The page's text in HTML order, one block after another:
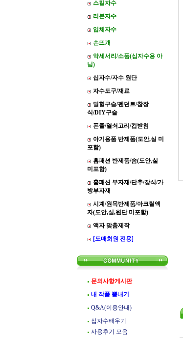
스킬자수
리본자수
입체자수
손뜨개
악세서리/소품(십자수용 아
님)
십자수/자수 원단
자수도구/재료
밀힐구슬/펜던트/참장
식/DIY구슬
폰줄/열쇠고리/컵받침
아기용품 반제품(도안,실 미
포함)
홈패션 반제품/솜(도안,실
미포함)
홈패션 부자재/단추/장식/가
방부자재
시계/원목반제품/아크릴액
자(도안,실,원단 미포함)
액자 맞춤제작
[도매회원 전용]
문의사항게시판
내 작품 뽐내기
Q&A(이용안내)
십자수배우기
사용후기 모음